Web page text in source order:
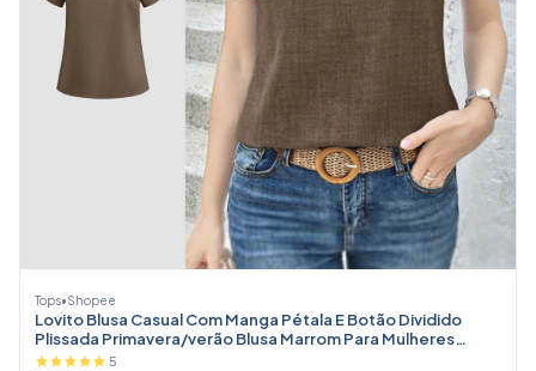
Tops•Shopee
Lovito Blusa Casual Com Manga Pétala E Botão Dividido
Plissada Primavera/verão Blusa Marrom Para Mulheres
L154ED1098
5